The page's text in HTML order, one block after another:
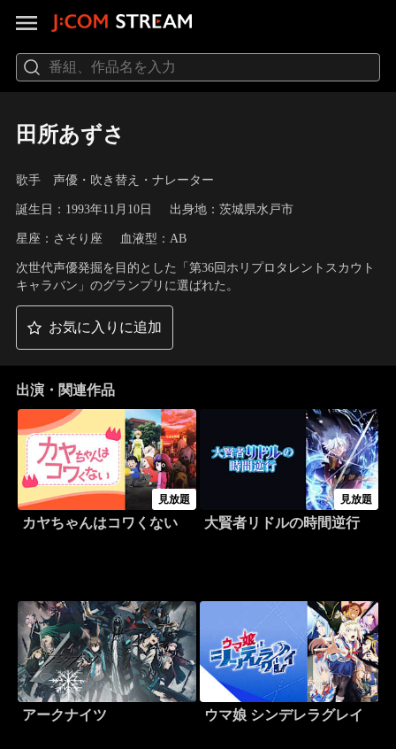
田所あずさ
歌手 声優・吹き替え・ナレーター
誕生日：1993年11月10日 出身地：茨城県水戸市
星座：さそり座 血液型：AB
次世代声優発掘を目的とした「第36回ホリプロタレントスカウト
キャラバン」のグランプリに選ばれた。
お気に入りに追加
出演・関連作品
見放題
カヤちゃんはコワくない
見放題
大賢者リドルの時間逆行
アークナイツ ウマ娘 シンデレラグレイ